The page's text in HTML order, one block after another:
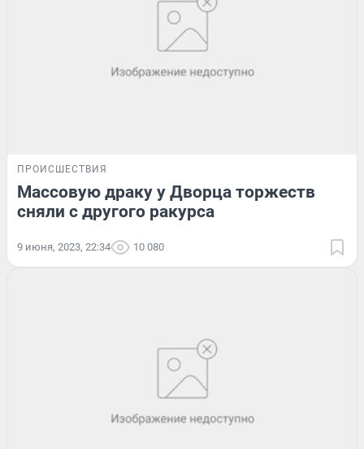
ПРОИСШЕСТВИЯ
Массовую драку у Дворца торжеств
сняли с другого ракурса
9 июня, 2023, 22:34 10 080